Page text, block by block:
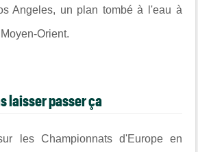
Angeles, un plan tombé à l'eau à
Orient.
laisser passer ça
les Championnats d'Europe en